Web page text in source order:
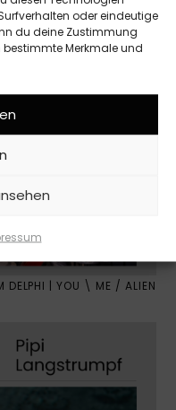
oder eindeutige
du deine Zustimmung
bestimmte Merkmale und
| WEIHNACHTSMÄRCHEN
DELPHI | YOU \ ME / ALIEN